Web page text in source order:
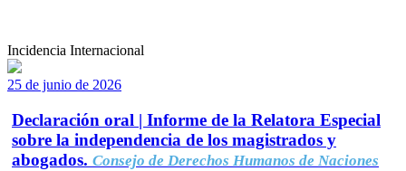
Incidencia Internacional
25 de junio de 2026
Declaración oral | Informe de la Relatora Especial
sobre la independencia de los magistrados y
abogados. Consejo de Derechos Humanos de Naciones